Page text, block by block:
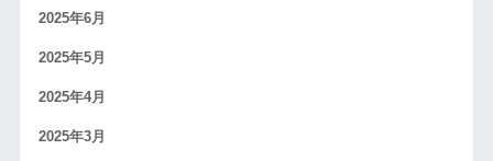
2025年6月
2025年5月
2025年4月
2025年3月